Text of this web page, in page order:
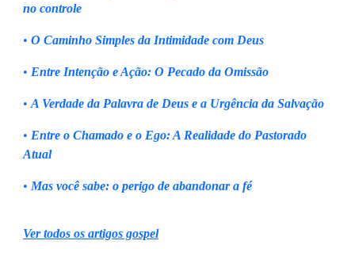
no controle
• O Caminho Simples da Intimidade com Deus
• Entre Intenção e Ação: O Pecado da Omissão
• A Verdade da Palavra de Deus e a Urgência da Salvação
• Entre o Chamado e o Ego: A Realidade do Pastorado
Atual
• Mas você sabe: o perigo de abandonar a fé
Ver todos os artigos gospel